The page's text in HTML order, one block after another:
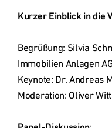
Česká
republika
Polska
Kurzer Einblick in die
Begrüßung: Silvia
Immobilien Anlagen
Keynote: Dr. Andreas
Moderation: Oliver